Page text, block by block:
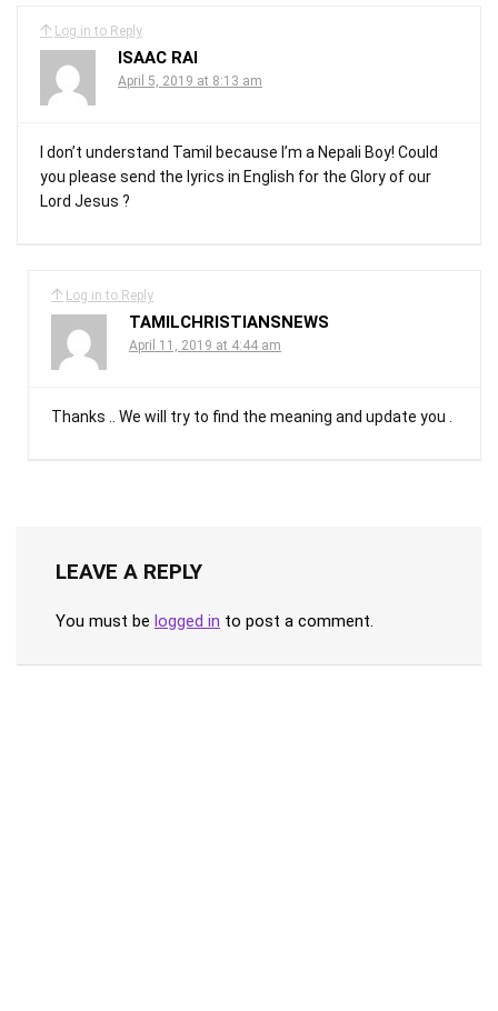
Log in to Reply
ISAAC RAI
April 5, 2019 at 8:13 am
I don’t understand Tamil because I’m a Nepali Boy! Could
you please send the lyrics in English for the Glory of our
Lord Jesus ?
Log in to Reply
TAMILCHRISTIANSNEWS
April 11, 2019 at 4:44 am
Thanks .. We will try to find the meaning and update you .
LEAVE A REPLY
You must be logged in to post a comment.